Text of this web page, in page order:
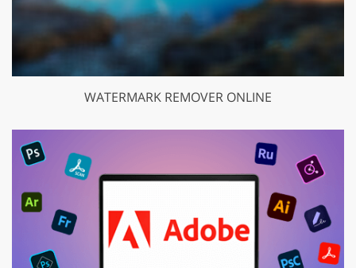
WATERMARK REMOVER ONLINE